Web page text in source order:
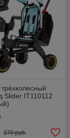
Slider IT110112
370 руб.